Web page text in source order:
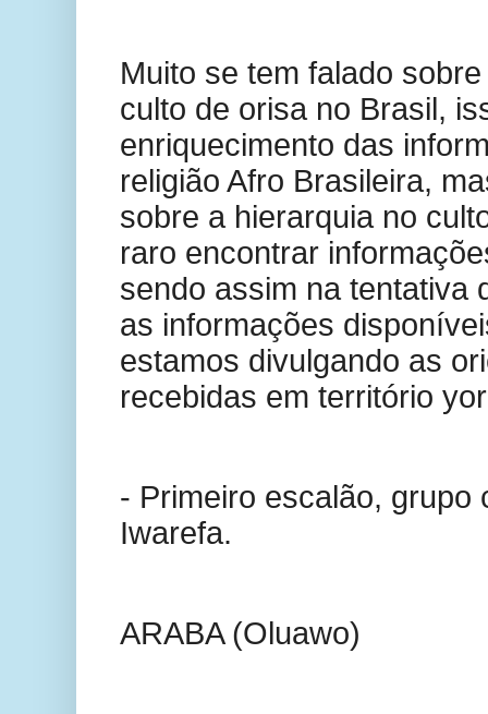
Muito se tem falado
culto de orisa no Brasil,
enriquecimento das
religião Afro Brasileira,
sobre a hierarquia no
raro encontrar
sendo assim na tentativa
as informações
estamos divulgando as
recebidas em território
- Primeiro escalão, grupo
Iwarefa.
ARABA (Oluawo)